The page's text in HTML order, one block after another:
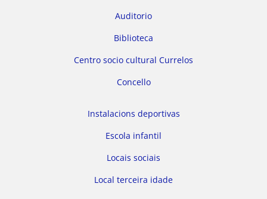
Auditorio
Biblioteca
Centro socio cultural Currelos
Concello
Instalacions deportivas
Escola infantil
Locais sociais
Local terceira idade